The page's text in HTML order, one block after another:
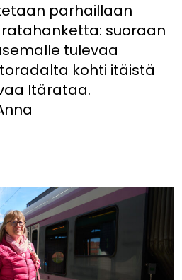
parhaillaan
suoraan
tulevaa
kohti itäistä
Itärataa.